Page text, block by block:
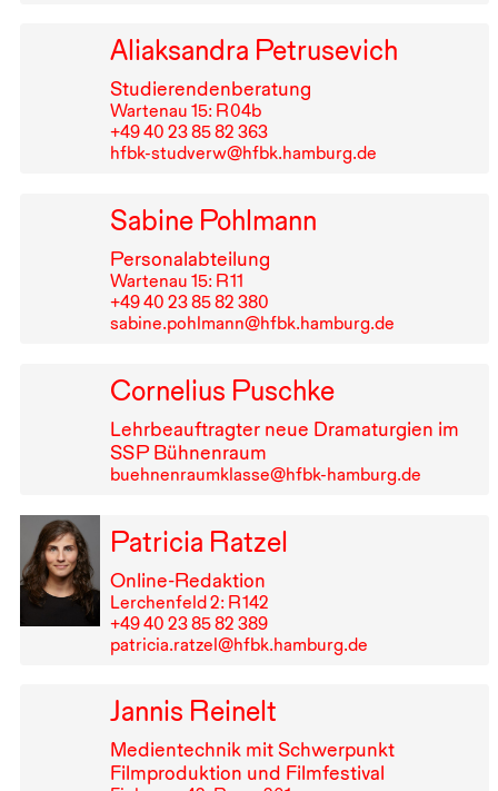
Aliaksandra Petrusevich
Studierendenberatung
Wartenau 15: R⁠ ⁠04b
+49⁠ ⁠40⁠ ⁠23⁠ ⁠85⁠ ⁠82⁠ ⁠363
hfbk-studverw@hfbk.hamburg.de
Sabine Pohlmann
Personalabteilung
Wartenau 15: R⁠ ⁠11
+49⁠ ⁠40⁠ ⁠23⁠ ⁠85⁠ ⁠82⁠ ⁠380
sabine.pohlmann@hfbk.hamburg.de
Cornelius Puschke
Lehrbeauftragter neue Dramaturgien im
SSP Bühnenraum
buehnenraumklasse@hfbk-hamburg.de
Patricia Ratzel
Online-Redaktion
Lerchenfeld 2: R⁠ ⁠142
+49⁠ ⁠40⁠ ⁠23⁠ ⁠85⁠ ⁠82⁠ ⁠389
patricia.ratzel@hfbk.hamburg.de
Jannis Reinelt
Medientechnik mit Schwerpunkt
Filmproduktion und Filmfestival